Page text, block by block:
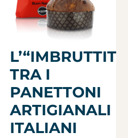
L’“IMBRUTTITO”
TRA I
PANETTONI
ARTIGIANALI
ITALIANI